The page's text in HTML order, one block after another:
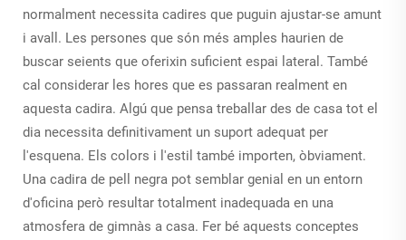
normalment necessita cadires que puguin ajustar-se amunt
i avall. Les persones que són més amples haurien de
buscar seients que oferixin suficient espai lateral. També
cal considerar les hores que es passaran realment en
aquesta cadira. Algú que pensa treballar des de casa tot el
dia necessita definitivament un suport adequat per
l'esquena. Els colors i l'estil també importen, òbviament.
Una cadira de pell negra pot semblar genial en un entorn
d'oficina però resultar totalment inadequada en una
atmosfera de gimnàs a casa. Fer bé aquests conceptes